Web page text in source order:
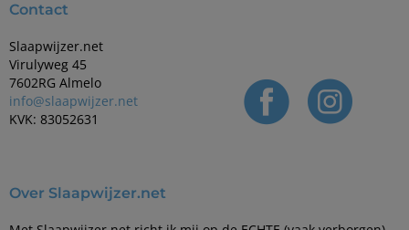
Contact
Slaapwijzer.net
Virulyweg 45
7602RG Almelo
info@slaapwijzer.net
KVK: 83052631
Over Slaapwijzer.net